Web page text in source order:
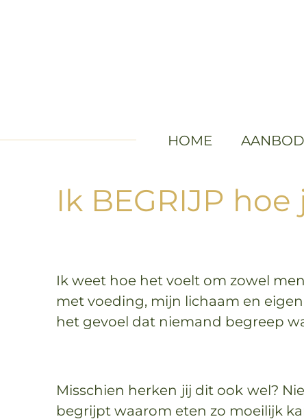
HOME AANBOD
Ik BEGRIJP hoe
Ik weet hoe het voelt om zowel
met voeding, mijn lichaam en
het gevoel dat niemand begreep
Misschien herken jij dit ook wel?
begrijpt waarom eten zo moeilijk